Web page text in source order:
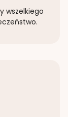
wszelkiego